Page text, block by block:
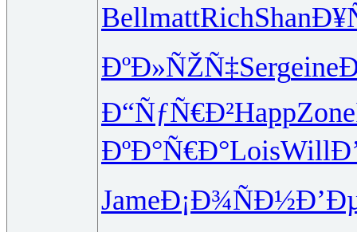
BellmattRichShan
ÐºÐ»ÑŽÑ‡Sergeine
Ð“ÑƒÑ€Ð²HappZone
ÐºÐ°Ñ€Ð°LoisWill
JameÐ¡Ð¾ÑÐ½